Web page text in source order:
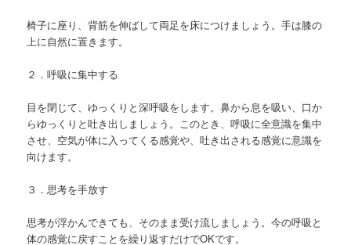
椅子に座り、背筋を伸ばして両足を床につけましょう。手は膝の
上に自然に置きます。
２．呼吸に集中する
目を閉じて、ゆっくりと深呼吸をします。鼻から息を吸い、口か
らゆっくりと吐き出しましょう。このとき、呼吸に全意識を集中
させ、空気が体に入ってくる感覚や、吐き出される感覚に意識を
向けます。
３．思考を手放す
思考が浮かんできても、そのまま受け流しましょう。今の呼吸と
体の感覚に戻すことを繰り返すだけでOKです。